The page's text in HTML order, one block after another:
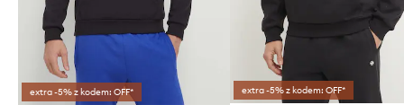
extra -5% z kodem: OFF* extra -5% z kodem: OFF*